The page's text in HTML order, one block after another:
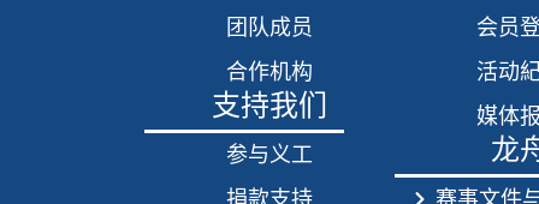
团队成员
合作机构
支持我们
参与义工
会员
活动
媒体
龙